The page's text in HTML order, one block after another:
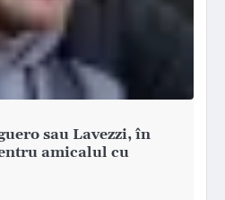
sau Lavezzi, în
amicalul cu